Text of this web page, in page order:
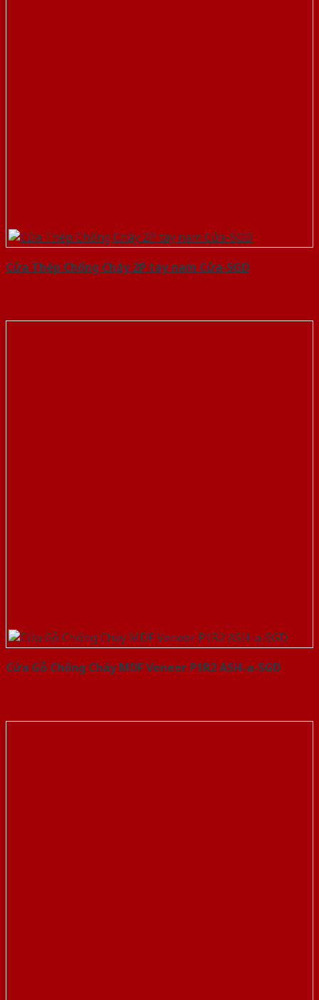
Cửa Thép Chống Cháy 2P tay nam Cửa-SGD
Cửa Gỗ Chống Cháy MDF Veneer P1R2 ASH-a-SGD